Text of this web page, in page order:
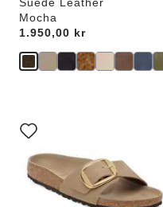
Mocha
Price:
1.950,00 kr
med
swatch-
farger
oppdatere
produktbildet